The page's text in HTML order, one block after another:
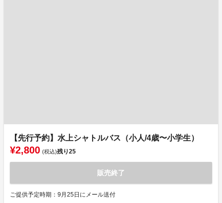
【先行予約】水上シャトルバス（小人/4歳〜小学生）
¥2,800 (税込)残り25
販売終了
ご提供予定時期：9月25日にメール送付